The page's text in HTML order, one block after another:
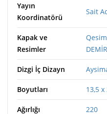
Yayın
Koordinatörü
Sait
Kapak ve
Resimler
Dizgi İç Dizayn
Boyutları 13,5 x
Ağırlığı 220